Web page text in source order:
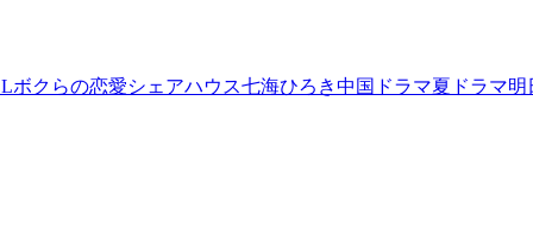
ボクらの恋愛シェアハウス七海ひろき中国ドラマ夏ドラマ明